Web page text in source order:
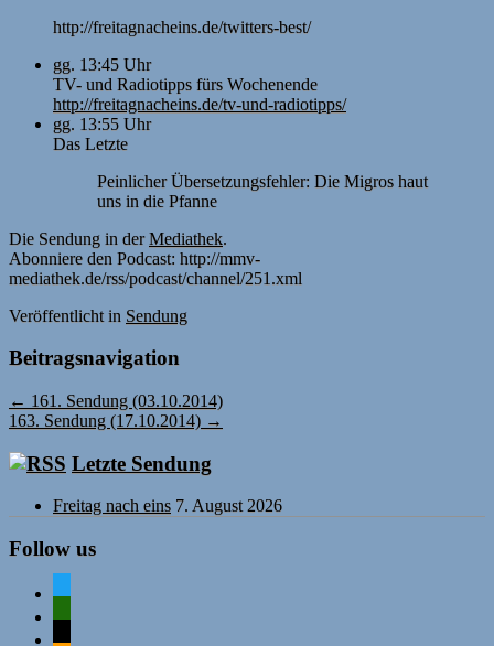
http://freitagnacheins.de/twitters-best/
gg. 13:45 Uhr
TV- und Radiotipps fürs Wochenende
http://freitagnacheins.de/tv-und-radiotipps/
gg. 13:55 Uhr
Das Letzte
Peinlicher Übersetzungsfehler: Die Migros haut
uns in die Pfanne
Die Sendung in derMediathek.
Abonniere den Podcast: http://mmv-
mediathek.de/rss/podcast/channel/251.xml
Veröffentlicht in Sendung
Beitragsnavigation
← 161. Sendung (03.10.2014)
163. Sendung (17.10.2014) →
Letzte Sendung
Freitag nach eins 7. August 2026
Follow us